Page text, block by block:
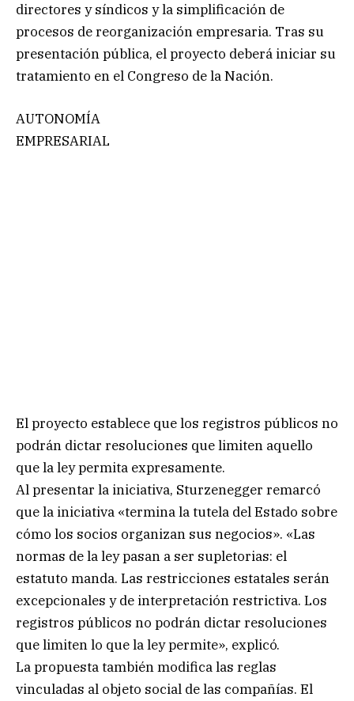
directores y síndicos y la simplificación de
procesos de reorganización empresaria. Tras su
presentación pública, el proyecto deberá iniciar su
tratamiento en el Congreso de la Nación.
AUTONOMÍA
EMPRESARIAL
El proyecto establece que los registros públicos no
podrán dictar resoluciones que limiten aquello
que la ley permita expresamente.
Al presentar la iniciativa, Sturzenegger remarcó
que la iniciativa «termina la tutela del Estado sobre
cómo los socios organizan sus negocios». «Las
normas de la ley pasan a ser supletorias: el
estatuto manda. Las restricciones estatales serán
excepcionales y de interpretación restrictiva. Los
registros públicos no podrán dictar resoluciones
que limiten lo que la ley permite», explicó.
La propuesta también modifica las reglas
vinculadas al objeto social de las compañías. El